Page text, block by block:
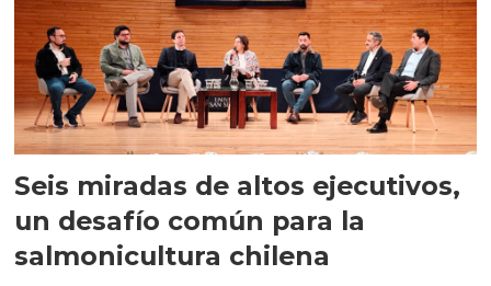
Seis miradas de altos ejecutivos,
un desafío común para la
salmonicultura chilena